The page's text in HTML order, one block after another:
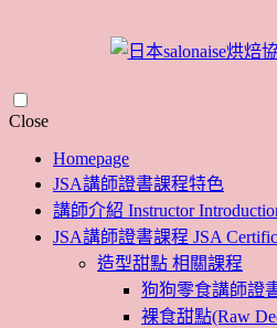
CloseSkip
content
Homepage
JSA講師證書課程特色
講師介紹 Instructor
JSA講師證書課程 JSA
造型甜點 相關課程
狗狗零食講師證
裸食甜點(Raw